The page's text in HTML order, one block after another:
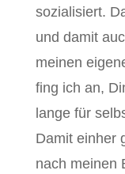
sozialisiert.
und damit
meinen
fing ich an,
lange für
Damit einher
nach meinen